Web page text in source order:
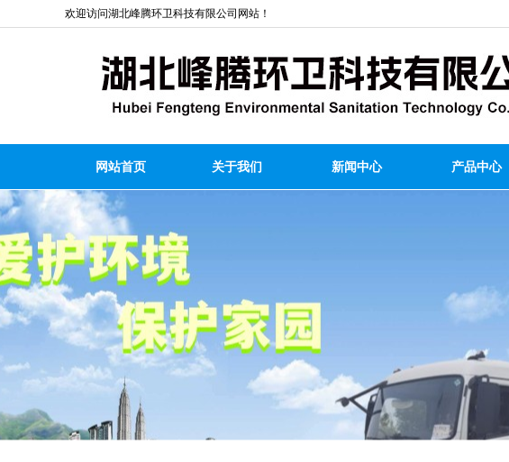
欢迎访问湖北峰腾环卫科技有限公司网站！
网站首页 关于我们 新闻中心 产品中心